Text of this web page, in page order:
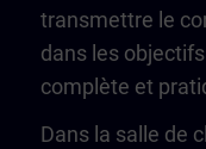
transmettre le
dans les
complète et
Dans la salle de